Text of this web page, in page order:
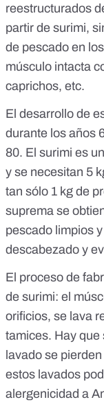
reestructurados
partir de surimi,
de pescado en
músculo intacta
caprichos, etc.
El desarrollo de
durante los años
80. El surimi es
y se necesitan 5
tan sólo 1 kg de
suprema se
pescado limpios
descabezado y
El proceso de
de surimi: el
orificios, se lava
tamices. Hay que
lavado se
estos lavados
alergenicidad a